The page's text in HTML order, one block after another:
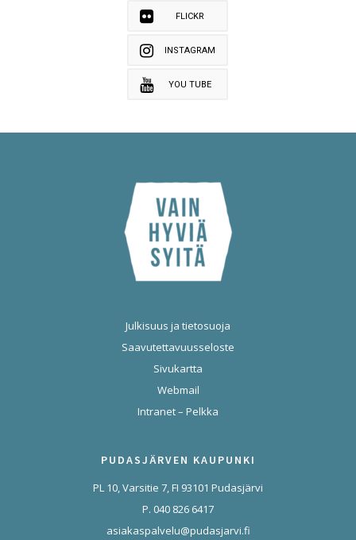
FLICKR
INSTAGRAM
YOU TUBE
Julkisuus ja tietosuoja
Saavutettavuusseloste
Sivukartta
Webmail
Intranet – Pelkka
PUDASJÄRVEN KAUPUNKI
PL 10, Varsitie 7, FI 93101 Pudasjärvi
P. 040 826 6417
asiakaspalvelu@pudasjarvi.fi